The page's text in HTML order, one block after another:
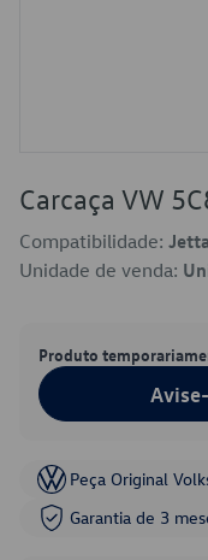
Carcaça VW
Compatibilidade: Jetta
Unidade de venda:
Produto
Peça Original
Garantia de 3